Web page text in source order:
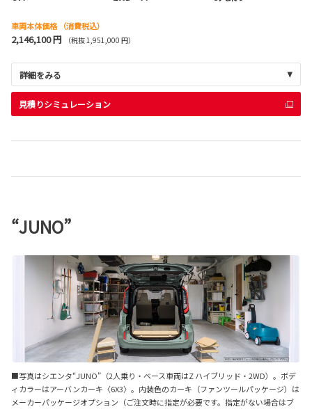
車両本体価格 （消費税込）
2,146,100 円 （税抜 1,951,000 円）
詳細をみる
見積りシミュレーション
“JUNO”
■写真はシエンタ“JUNO”（2人乗り・ベース車両はZ ハイブリッド・2WD）。ボデ
ィカラーはアーバンカーキ〈6X3〉。内装色のカーキ（ファンツールパッケージ）は
メーカーパッケージオプション（ご注文時に指定が必要です。指定がない場合はブ